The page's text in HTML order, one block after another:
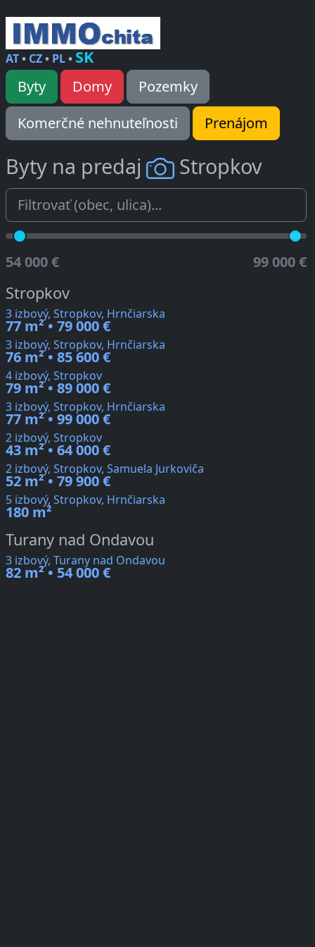
AT• CZ• PL• SK
Byty Domy
Pozemky
Komerčné nehnuteľnosti
Prenájom
Byty na predaj Stropkov
54 000 € 99 000 €
Stropkov
3 izbový, Stropkov, Hrnčiarska
77 m² • 79 000 €
3 izbový, Stropkov, Hrnčiarska
76 m² • 85 600 €
4 izbový, Stropkov
79 m² • 89 000 €
3 izbový, Stropkov, Hrnčiarska
77 m² • 99 000 €
2 izbový, Stropkov
43 m² • 64 000 €
2 izbový, Stropkov, Samuela Jurkoviča
52 m² • 79 900 €
5 izbový, Stropkov, Hrnčiarska
180 m²
Turany nad Ondavou
3 izbový, Turany nad Ondavou
82 m² • 54 000 €